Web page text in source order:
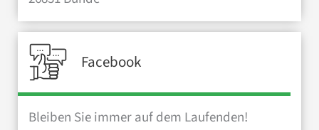
Facebook
Bleiben Sie immer auf dem Laufenden!